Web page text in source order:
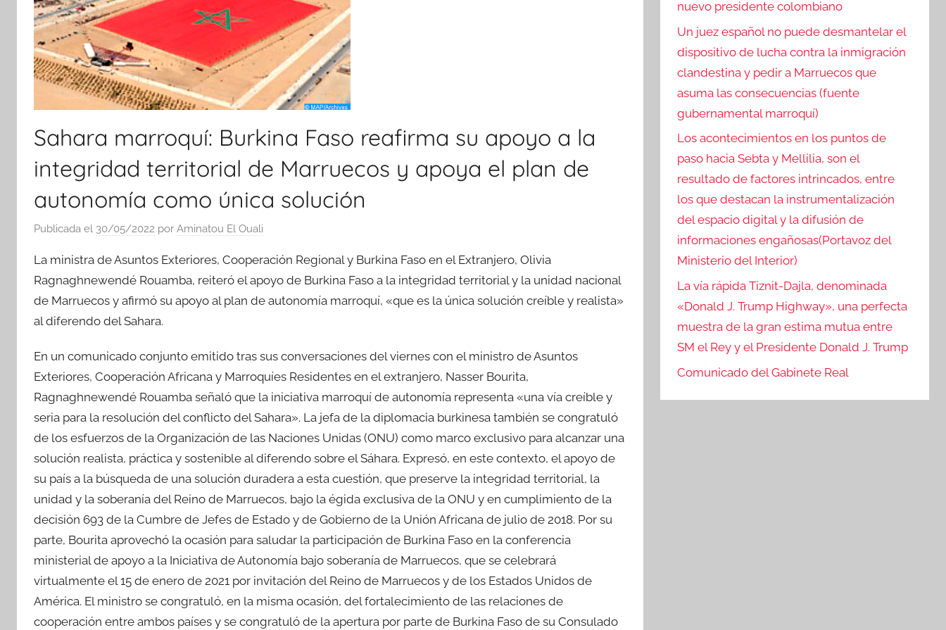
Sahara marroquí: Burkina Faso reafirma su apoyo a la
integridad territorial de Marruecos y apoya el plan de
autonomía como única solución
Publicada el 30/05/2022 por Aminatou El Ouali
La ministra de Asuntos Exteriores, Cooperación Regional y Burkina Faso en el Extranjero, Olivia
Ragnaghnewendé Rouamba, reiteró el apoyo de Burkina Faso a la integridad territorial y la unidad nacional
de Marruecos y afirmó su apoyo al plan de autonomía marroquí, «que es la única solución creíble y realista»
al diferendo del Sahara.
En un comunicado conjunto emitido tras sus conversaciones del viernes con el ministro de Asuntos
Exteriores, Cooperación Africana y Marroquíes Residentes en el extranjero, Nasser Bourita,
Ragnaghnewendé Rouamba señaló que la iniciativa marroquí de autonomía representa «una vía creíble y
seria para la resolución del conflicto del Sahara». La jefa de la diplomacia burkinesa también se congratuló
de los esfuerzos de la Organización de las Naciones Unidas (ONU) como marco exclusivo para alcanzar una
solución realista, práctica y sostenible al diferendo sobre el Sáhara. Expresó, en este contexto, el apoyo de
su país a la búsqueda de una solución duradera a esta cuestión, que preserve la integridad territorial, la
unidad y la soberanía del Reino de Marruecos, bajo la égida exclusiva de la ONU y en cumplimiento de la
decisión 693 de la Cumbre de Jefes de Estado y de Gobierno de la Unión Africana de julio de 2018. Por su
parte, Bourita aprovechó la ocasión para saludar la participación de Burkina Faso en la conferencia
ministerial de apoyo a la Iniciativa de Autonomía bajo soberanía de Marruecos, que se celebrará
virtualmente el 15 de enero de 2021 por invitación del Reino de Marruecos y de los Estados Unidos de
América. El ministro se congratuló, en la misma ocasión, del fortalecimiento de las relaciones de
cooperación entre ambos países y se congratuló de la apertura por parte de Burkina Faso de su Consulado
nuevo presidente colombiano
Un juez español no puede desmantelar el
dispositivo de lucha contra la inmigración
clandestina y pedir a Marruecos que
asuma las consecuencias (fuente
gubernamental marroquí)
Los acontecimientos en los puntos de
paso hacia Sebta y Mellilia, son el
resultado de factores intrincados, entre
los que destacan la instrumentalización
del espacio digital y la difusión de
informaciones engañosas(Portavoz del
Ministerio del Interior)
La vía rápida Tiznit-Dajla, denominada
«Donald J. Trump Highway», una perfecta
muestra de la gran estima mutua entre
SM el Rey y el Presidente Donald J. Trump
Comunicado del Gabinete Real